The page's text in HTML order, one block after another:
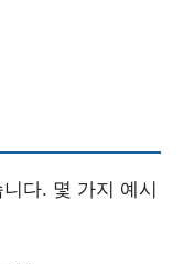
다. 몇 가지 예시